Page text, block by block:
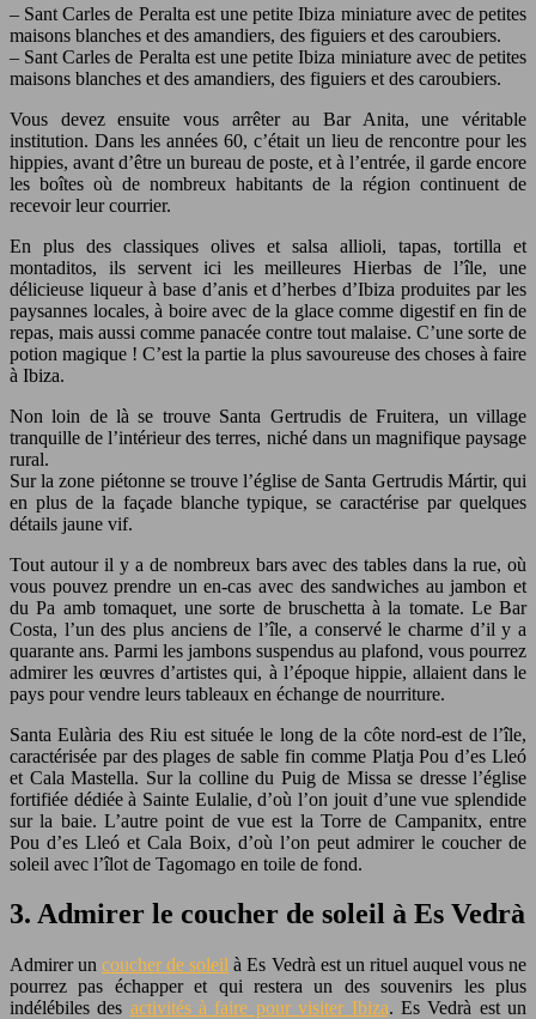
– Sant Carles de Peralta est une petite Ibiza miniature avec de petites
maisons blanches et des amandiers, des figuiers et des caroubiers.
– Sant Carles de Peralta est une petite Ibiza miniature avec de petites
maisons blanches et des amandiers, des figuiers et des caroubiers.
Vous devez ensuite vous arrêter au Bar Anita, une véritable
institution. Dans les années 60, c’était un lieu de rencontre pour les
hippies, avant d’être un bureau de poste, et à l’entrée, il garde encore
les boîtes où de nombreux habitants de la région continuent de
recevoir leur courrier.
En plus des classiques olives et salsa allioli, tapas, tortilla et
montaditos, ils servent ici les meilleures Hierbas de l’île, une
délicieuse liqueur à base d’anis et d’herbes d’Ibiza produites par les
paysannes locales, à boire avec de la glace comme digestif en fin de
repas, mais aussi comme panacée contre tout malaise. C’une sorte de
potion magique ! C’est la partie la plus savoureuse des choses à faire
à Ibiza.
Non loin de là se trouve Santa Gertrudis de Fruitera, un village
tranquille de l’intérieur des terres, niché dans un magnifique paysage
rural.
Sur la zone piétonne se trouve l’église de Santa Gertrudis Mártir, qui
en plus de la façade blanche typique, se caractérise par quelques
détails jaune vif.
Tout autour il y a de nombreux bars avec des tables dans la rue, où
vous pouvez prendre un en-cas avec des sandwiches au jambon et
du Pa amb tomaquet, une sorte de bruschetta à la tomate. Le Bar
Costa, l’un des plus anciens de l’île, a conservé le charme d’il y a
quarante ans. Parmi les jambons suspendus au plafond, vous pourrez
admirer les œuvres d’artistes qui, à l’époque hippie, allaient dans le
pays pour vendre leurs tableaux en échange de nourriture.
Santa Eulària des Riu est située le long de la côte nord-est de l’île,
caractérisée par des plages de sable fin comme Platja Pou d’es Lleó
et Cala Mastella. Sur la colline du Puig de Missa se dresse l’église
fortifiée dédiée à Sainte Eulalie, d’où l’on jouit d’une vue splendide
sur la baie. L’autre point de vue est la Torre de Campanitx, entre
Pou d’es Lleó et Cala Boix, d’où l’on peut admirer le coucher de
soleil avec l’îlot de Tagomago en toile de fond.
3. Admirer le coucher de soleil à Es Vedrà
Admirer uncoucher de soleil à Es Vedrà est un rituel auquel vous ne
pourrez pas échapper et qui restera un des souvenirs les plus
indélébiles des activités à faire pour visiter Ibiza. Es Vedrà est un